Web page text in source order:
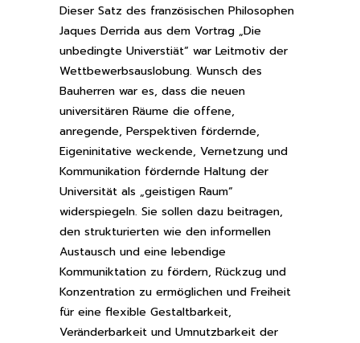
Dieser Satz des französischen Philosophen
Jaques Derrida aus dem Vortrag „Die
unbedingte Universtiät“ war Leitmotiv der
Wettbewerbsauslobung. Wunsch des
Bauherren war es, dass die neuen
universitären Räume die offene,
anregende, Perspektiven fördernde,
Eigeninitative weckende, Vernetzung und
Kommunikation fördernde Haltung der
Universität als „geistigen Raum“
widerspiegeln. Sie sollen dazu beitragen,
den strukturierten wie den informellen
Austausch und eine lebendige
Kommuniktation zu fördern, Rückzug und
Konzentration zu ermöglichen und Freiheit
für eine flexible Gestaltbarkeit,
Veränderbarkeit und Umnutzbarkeit der